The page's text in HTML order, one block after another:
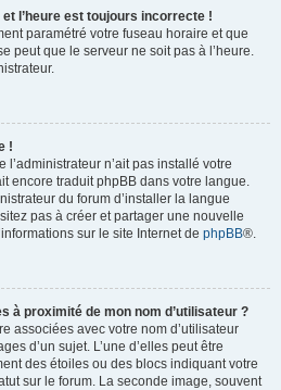
l’heure est toujours incorrecte !
paramétré votre fuseau horaire et que
peut que le serveur ne soit pas à l’heure.
!
n’ait pas installé votre
encore traduit phpBB dans votre langue.
du forum d’installer la langue
pas à créer et partager une nouvelle
sur le site Internet de phpBB®.
à proximité de mon nom d’utilisateur ?
associées avec votre nom d’utilisateur
d’un sujet. L’une d’elles peut être
des étoiles ou des blocs indiquant votre
sur le forum. La seconde image, souvent